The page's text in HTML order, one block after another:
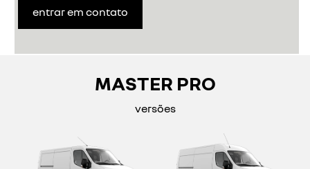
entrar em contato
MASTER PRO
versões